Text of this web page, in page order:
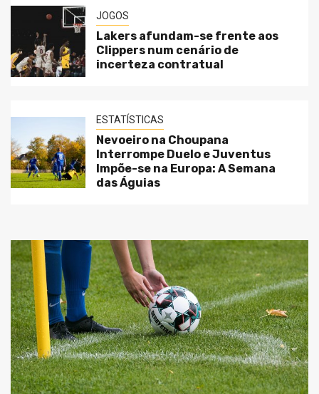
JOGOS
Lakers afundam-se frente aos
Clippers num cenário de
incerteza contratual
ESTATÍSTICAS
Nevoeiro na Choupana
Interrompe Duelo e Juventus
Impõe-se na Europa: A Semana
das Águias